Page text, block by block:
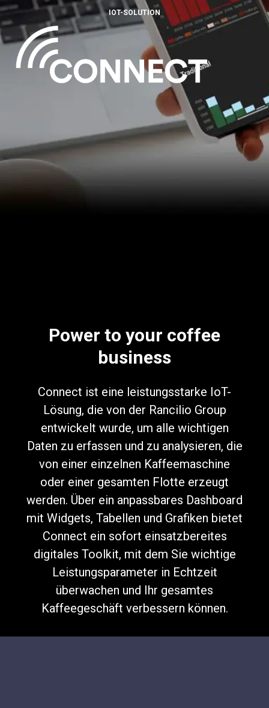
IOT-SOLUTION
Power to your coffee
business
Connect ist eine leistungsstarke IoT-
Lösung, die von der Rancilio Group
entwickelt wurde, um alle wichtigen
Daten zu erfassen und zu analysieren, die
von einer einzelnen Kaffeemaschine
oder einer gesamten Flotte erzeugt
werden. Über ein anpassbares Dashboard
mit Widgets, Tabellen und Grafiken bietet
Connect ein sofort einsatzbereites
digitales Toolkit, mit dem Sie wichtige
Leistungsparameter in Echtzeit
überwachen und Ihr gesamtes
Kaffeegeschäft verbessern können.
Nachrichten
Geschichte
Nachhaltigkeit
Connect
Datenschutzerklärung